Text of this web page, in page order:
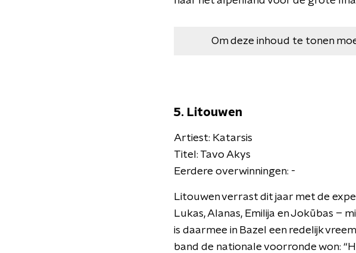
Om deze inhoud te tonen
5. Litouwen
Artiest: Katarsis
Titel: Tavo Akys
Eerdere overwinningen: -
Litouwen verrast dit jaar met de
Lukas, Alanas, Emilija en Jokūbas –
is daarmee in Bazel een redelijk
band de nationale voorronde won: